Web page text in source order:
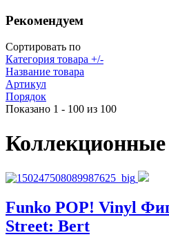
Рекомендуем
Сортировать по
Категория товара +/-
Название товара
Артикул
Порядок
Показано 1 - 100 из 100
Funko POP! Vinyl
Street: Bert